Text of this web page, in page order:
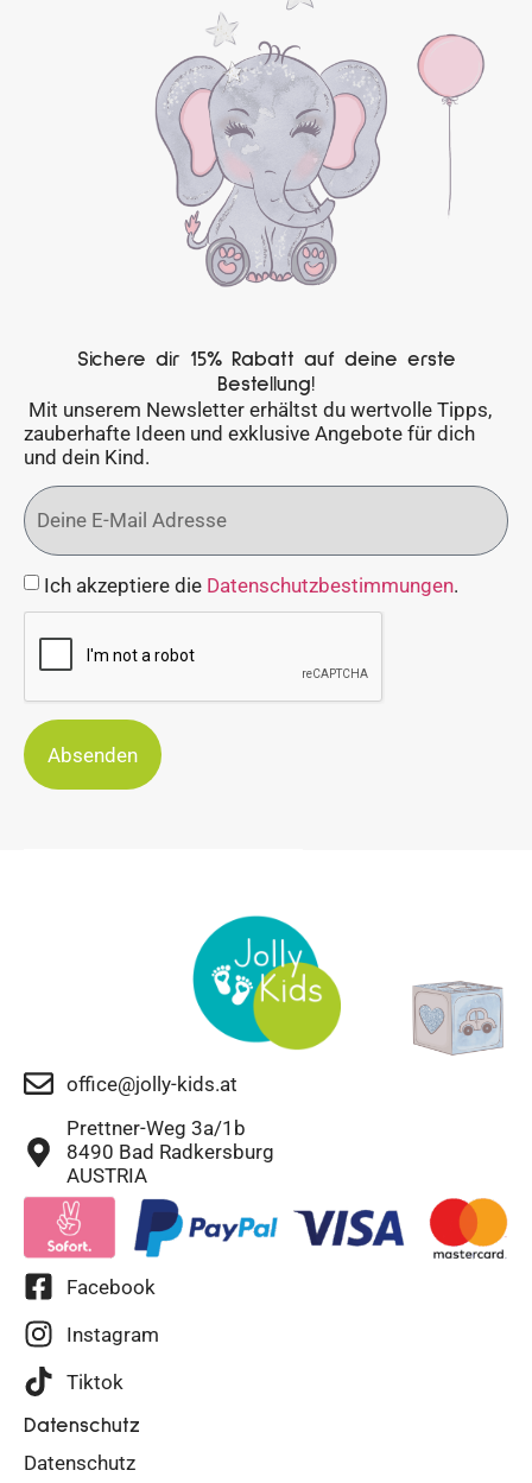
Sichere dir 15% Rabatt auf deine erste
Bestellung!
Mit unserem Newsletter erhältst du wertvolle Tipps,
zauberhafte Ideen und exklusive Angebote für dich
und dein Kind.
Ich akzeptiere die Datenschutzbestimmungen.
Absenden
office@jolly-kids.at
Prettner-Weg 3a/1b
8490 Bad Radkersburg
AUSTRIA
Facebook
Instagram
Tiktok
Datenschutz
Datenschutz